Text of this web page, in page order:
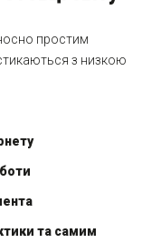
простим
з низкою
та самим